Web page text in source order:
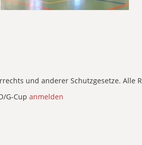
und anderer Schutzgesetze. Alle
G-Cup anmelden